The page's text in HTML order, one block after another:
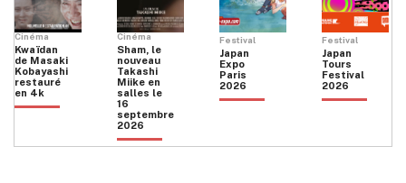
Cinéma
Kwaïdan
de Masaki
Kobayashi
restauré
en 4k
Cinéma
Sham, le
nouveau
Takashi
Miike en
salles le
16
septembre
2026
Festival
Japan
Expo
Paris
2026
Festival
Japan
Tours
Festival
2026